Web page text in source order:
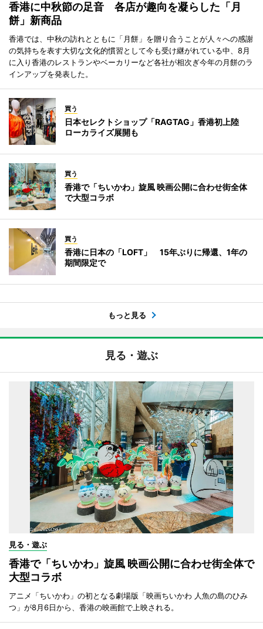
香港に中秋節の足音 各店が趣向を凝らした「月
餅」新商品
香港では、中秋の訪れとともに「月餅」を贈り合うことが人々への感謝
の気持ちを表す大切な文化的慣習として今も受け継がれている中、8月
に入り香港のレストランやベーカリーなど各社が相次ぎ今年の月餅のラ
インアップを発表した。
買う
日本セレクトショップ「RAGTAG」香港初上陸
ローカライズ展開も
買う
香港で「ちいかわ」旋風 映画公開に合わせ街全体
で大型コラボ
買う
香港に日本の「LOFT」 15年ぶりに帰還、1年の
期間限定で
もっと見る
見る・遊ぶ
見る・遊ぶ
香港で「ちいかわ」旋風 映画公開に合わせ街全体で
大型コラボ
アニメ「ちいかわ」の初となる劇場版「映画ちいかわ 人魚の島のひみ
つ」が8月6日から、香港の映画館で上映される。